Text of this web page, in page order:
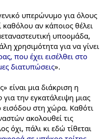
υπερώνυμο για όλους
καθόλου αν κάποιος θέλει
υποομάδα,
χρησιμότητα για να γίνει
που έχει εισέλθει στο
διατυπώσεις».
είναι μια διάκριση η
για την εγκατάλειψη μιας
στη χώρα. Καθότι
ακολουθεί τις
όχι, πάλι κι εδώ τίθεται